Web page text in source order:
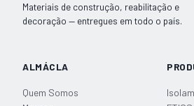
Materiais de construção, reabilitação e
decoração — entregues em todo o país.
ALMÁCLA
Quem Somos